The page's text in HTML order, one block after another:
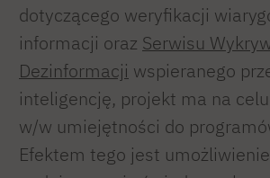
dotyczącego weryfikacji
informacji oraz Serwisu
Dezinformacji wspieranego
inteligencję, projekt ma na celu
w/w umiejętności do
Efektem tego jest